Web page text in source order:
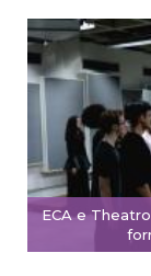
ECA e